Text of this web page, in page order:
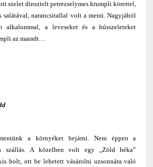
szelet dinsztelt petrezselymes krumpli körettel,
salátával, narancsitallal volt a menü. Nagyjából
alkalommal, a leveseket és a hússzeleteket
az maradt…
a környéket bejárni. Nem éppen a
szállás. A közelben volt egy „Zöld béka”
bolt, ott be lehetett vásárolni uzsonnára való